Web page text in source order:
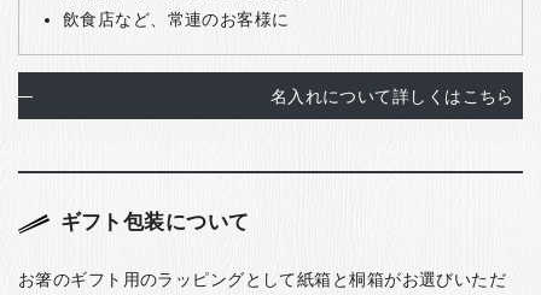
飲食店など、常連のお客様に
名入れについて詳しくはこちら
ギフト包装について
お箸のギフト用のラッピングとして紙箱と桐箱がお選びいただ